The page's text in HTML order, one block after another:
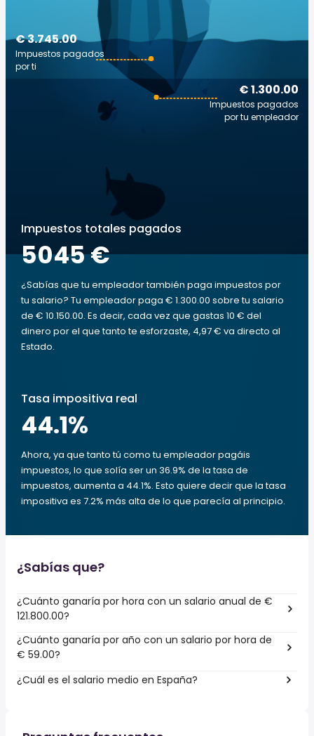
€ 1.300.00
Impuestos pagados
por tu empleador
€ 3.745.00
Impuestos pagados
por ti
Impuestos totales pagados
5045 €
¿Sabías que tu empleador también paga impuestos por
tu salario? Tu empleador paga € 1.300.00 sobre tu salario
de € 10.150.00. Es decir, cada vez que gastas 10 € del
dinero por el que tanto te esforzaste, 4,97 € va directo al
Estado.
Tasa impositiva real
44.1%
Ahora, ya que tanto tú como tu empleador pagáis
impuestos, lo que solía ser un 36.9% de la tasa de
impuestos, aumenta a 44.1%. Esto quiere decir que la tasa
impositiva es 7.2% más alta de lo que parecía al principio.
¿Sabías que?
¿Cuánto ganaría por hora con un salario anual de €
121.800.00?
¿Cuánto ganaría por año con un salario por hora de
€ 59.00?
¿Cuál es el salario medio en España?